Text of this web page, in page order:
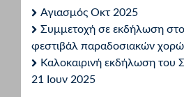
Αγιασμός Οκτ 2025
Συμμετοχή σε εκδήλωση
φεστιβάλ παραδοσιακών
Καλοκαιρινή εκδήλωση του
21 Ιουν 2025